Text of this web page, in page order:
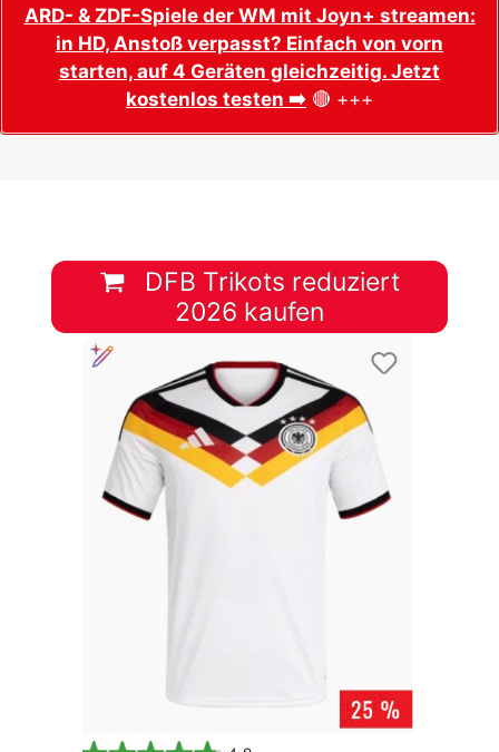
ARD- & ZDF-Spiele der WM mit Joyn+ streamen:
in HD, Anstoß verpasst? Einfach von vorn
starten, auf 4 Geräten gleichzeitig. Jetzt
kostenlos testen ➡️ 🔴 +++
DFB Trikots reduziert
2026 kaufen